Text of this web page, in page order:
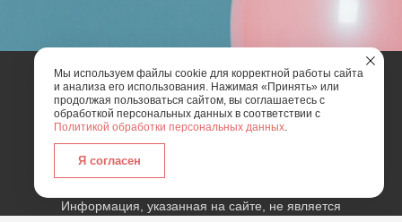
2026 | Art Mix Show - творческая группа
Согласие пользователя сайта на обработку
персональных данных
Информация, указанная на сайте, не является
Мы используем файлы cookie для корректной работы сайта
и анализа его использования. Нажимая «Принять» или
продолжая пользоваться сайтом, вы соглашаетесь с
обработкой персональных данных в соответствии с
Политикой обработки персональных данных.
Я согласен